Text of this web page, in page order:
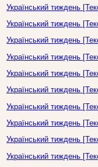
Український тиждень
Український тиждень
Український тиждень
Український тиждень
Український тиждень
Український тиждень
Український тиждень
Український тиждень
Український тиждень
Український тиждень